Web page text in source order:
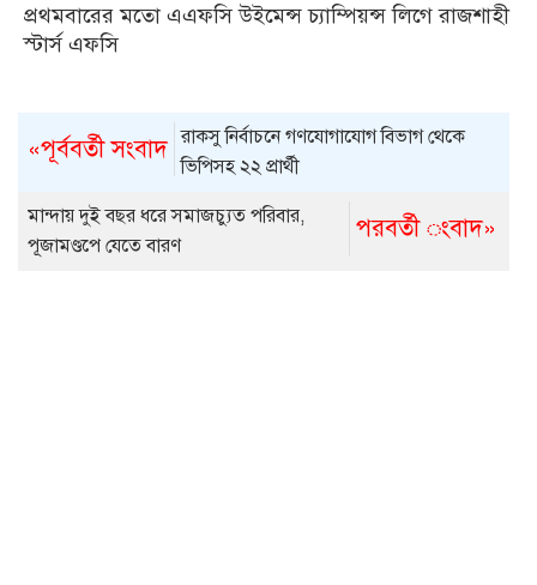
প্রথমবারের মতো এএফসি উইমেন্স চ্যাম্পিয়ন্স লিগে রাজশাহী
স্টার্স এফসি
«পূর্ববর্তী সংবাদ রাকসু নির্বাচনে গণযোগাযোগ বিভাগ থেকে
ভিপিসহ ২২ প্রার্থী
পরবর্তী ংবাদ»
মান্দায় দুই বছর ধরে সমাজচ্যুত পরিবার,
পূজামণ্ডপে যেতে বারণ